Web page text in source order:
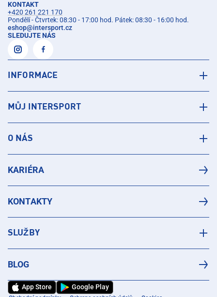
KONTAKT
+420 261 221 170
Pondělí - Čtvrtek: 08:30 - 17:00 hod. Pátek: 08:30 - 16:00 hod.
eshop@intersport.cz
SLEDUJTE NÁS
INFORMACE
MŮJ INTERSPORT
O NÁS
KARIÉRA
KONTAKTY
SLUŽBY
BLOG
App Store Google Play